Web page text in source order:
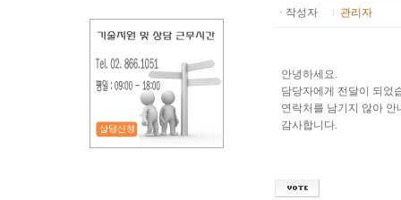
· 작성자 관리자
안녕하세요.
담당자에게 전달이 되었
연락처를 남기지 않아
감사합니다.